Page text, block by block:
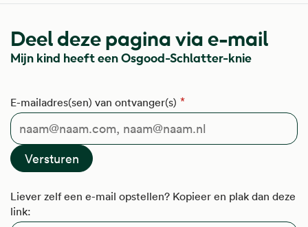
Deel deze pagina via e-mail
Mijn kind heeft een Osgood-Schlatter-knie
E-mailadres(sen) van ontvanger(s)
Liever zelf een e-mail opstellen? Kopieer en plak dan deze
link: